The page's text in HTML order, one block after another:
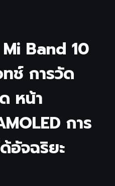
Band 10
ช์ การวัด
หน้า
การ
อัจฉริยะ